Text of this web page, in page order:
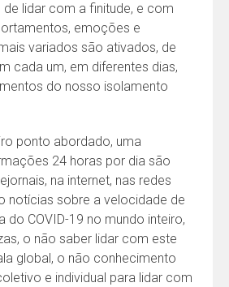
lidar com a finitude, e com
emoções e
variados são ativados, de
cada um, em diferentes dias,
do nosso isolamento
ponto abordado, uma
24 horas por dia são
na internet, nas redes
notícias sobre a velocidade de
do COVID-19 no mundo inteiro,
o não saber lidar com este
global, o não conhecimento
e individual para lidar com